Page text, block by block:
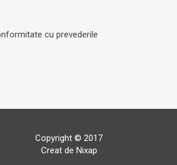
cu prevederile
Copyright © 2017
Creat de Nixap